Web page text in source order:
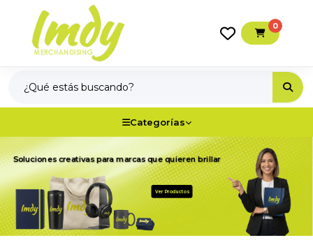
0
Categorías
Soluciones creativas para marcas que quieren brillar
Ver Productos